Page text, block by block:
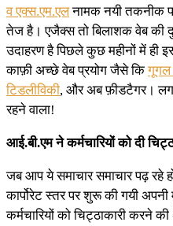
व एक्स.एम.एलनामक नयी तकनीक
तेज है। एजैक्स तो बिलाशक वेब की
उदाहरण है पिछले कुछ महीनों में
काफ़ी अच्छे वेब प्रयोग जैसे कि
टिडलीविकी, और अब फ़ीडटैगर।
रहने वाला!
आई.बी.एम ने कर्मचारियों को दी
जब आप ये समाचार समाचार पढ़ रहे
कार्पोरेट स्तर पर शुरू की गयी
कर्मचारियों को चिट्ठाकारी करने